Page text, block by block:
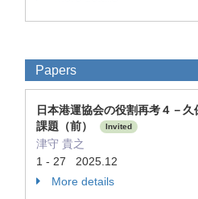
Papers
日本港運協会の役割再考４－
課題（前）
Invited
津守 貴之
1 - 27 2025.12
More details